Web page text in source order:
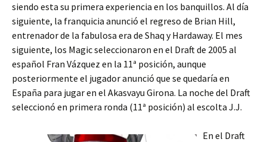
siendo esta su primera experiencia en los banquillos. Al día
siguiente, la franquicia anunció el regreso de Brian Hill,
entrenador de la fabulosa era de Shaq y Hardaway. El mes
siguiente, los Magic seleccionaron en el Draft de 2005 al
español Fran Vázquez en la 11ª posición, aunque
posteriormente el jugador anunció que se quedaría en
España para jugar en el Akasvayu Girona. La noche del Draft
seleccionó en primera ronda (11ª posición) al escolta J.J.
En el Draft